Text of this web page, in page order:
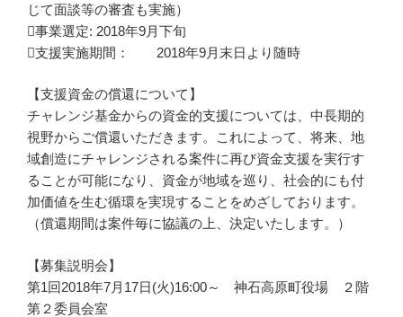
じて面談等の審査も実施）
事業選定: 2018年9月下旬
支援実施期間： 2018年9月末日より随時
【支援資金の償還について】
チャレンジ基金からの資金的支援については、中長期的
視野からご償還いただきます。これによって、将来、地
域創造にチャレンジされる案件に再び資金支援を実行す
ることが可能になり、資金が地域を巡り、社会的にも付
加価値を生む循環を実現することをめざしております。
（償還期間は案件毎に協議の上、決定いたします。）
【募集説明会】
第1回2018年7月17日(火)16:00～ 神石高原町役場 ２階
第２委員会室